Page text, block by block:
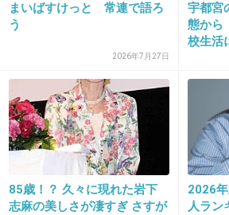
+411
21. 匿名 2013/09/25(水) 11:36:38
ちっちゃそうな口なのにパク
すごいね！
+111
まいばすけっと 常連で語ろ
う
2026年7月27日
宇都宮
態から
校生活
85歳！？ 久々に現れた岩下
志麻の美しさが凄すぎ さすが
2026
人ラン